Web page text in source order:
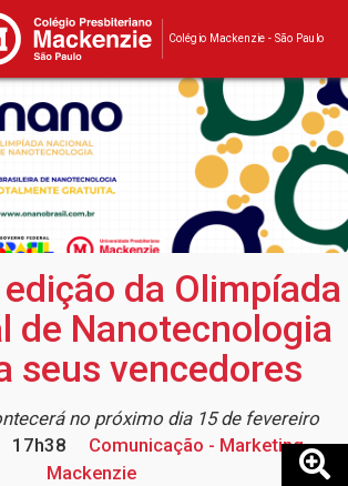
Colégio Mackenzie - São Paulo
da Olimpíada
de Nanotecnologia
seus vencedores
no próximo dia 15 de fevereiro
17h38
Comunicação - Marketing
Mackenzie